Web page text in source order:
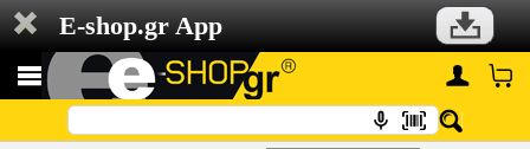
E-shop.gr App